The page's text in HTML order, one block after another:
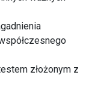
złożonym z